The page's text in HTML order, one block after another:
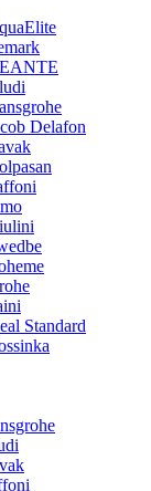
Delafon
Standard